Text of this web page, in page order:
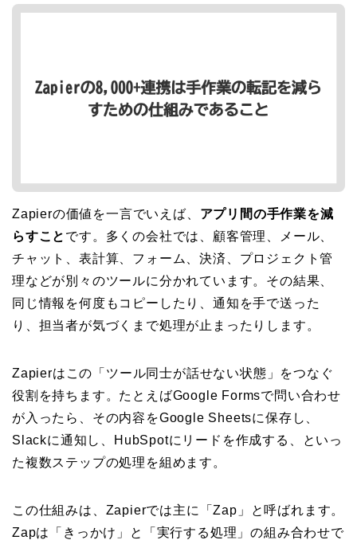
Zapierの価値を一言でいえば、 アプリ間の手作業を減
らすこと です。多くの会社では、顧客管理、メール、
チャット、表計算、フォーム、決済、プロジェクト管
理などが別々のツールに分かれています。その結果、
同じ情報を何度もコピーしたり、通知を手で送った
り、担当者が気づくまで処理が止まったりします。
Zapierはこの「ツール同士が話せない状態」をつなぐ
役割を持ちます。たとえばGoogle Formsで問い合わせ
が入ったら、その内容をGoogle Sheetsに保存し、
Slackに通知し、HubSpotにリードを作成する、といっ
た複数ステップの処理を組めます。
この仕組みは、Zapierでは主に「Zap」と呼ばれます。
Zapは「きっかけ」と「実行する処理」の組み合わせで